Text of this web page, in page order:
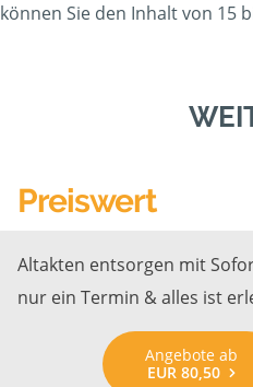
können Sie den Inhalt von 15
Preiswert
Altakten entsorgen mit
nur ein Termin & alles ist
Angebote ab
EUR 80,50